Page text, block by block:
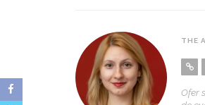
THE
Ofer